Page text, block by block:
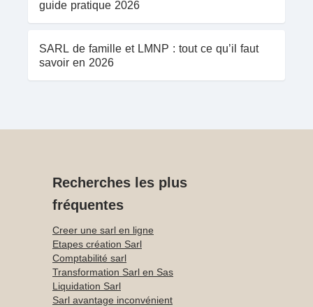
guide pratique 2026
SARL de famille et LMNP : tout ce qu’il faut
savoir en 2026
Recherches les plus
fréquentes
Creer une sarl en ligne
Etapes création Sarl
Comptabilité sarl
Transformation Sarl en Sas
Liquidation Sarl
Sarl avantage inconvénient